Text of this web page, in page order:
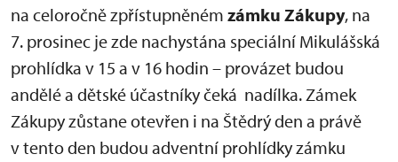
na celoročně zpřístupněném zámku Zákupy, na
7. prosinec je zde nachystána speciální Mikulášská
prohlídka v 15 a v 16 hodin – provázet budou
andělé a dětské účastníky čeká nadílka. Zámek
Zákupy zůstane otevřen i na Štědrý den a právě
v tento den budou adventní prohlídky zámku